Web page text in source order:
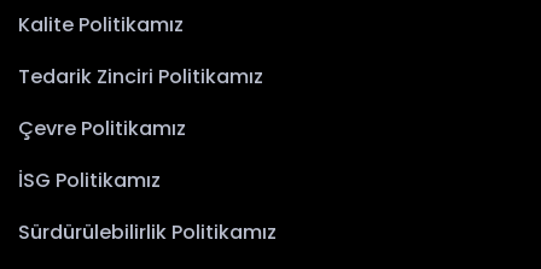
Kalite Politikamız
Tedarik Zinciri Politikamız
Çevre Politikamız
İSG Politikamız
Sürdürülebilirlik Politikamız